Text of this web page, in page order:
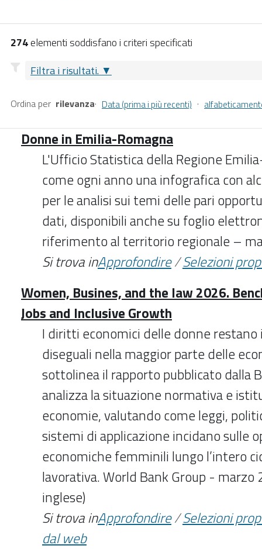
274elementi soddisfano i criteri specificati
Filtra i risultati.
Ordina per rilevanza· Data (prima i più recenti) ·
Donne in Emilia-Romagna
L'Ufficio Statistica della Regione
come ogni anno una infografica con
per le analisi sui temi delle pari
dati, disponibili anche su foglio
riferimento al territorio regionale –
Si trova inApprofondire/Selezioni
Women, Busines, and the law 2026.
Jobs and Inclusive Growth
I diritti economici delle donne
diseguali nella maggior parte delle
sottolinea il rapporto pubblicato dalla
analizza la situazione normativa e
economie, valutando come leggi,
sistemi di applicazione incidano sulle
economiche femminili lungo l’intero
lavorativa. World Bank Group - marzo
inglese)
Si trova inApprofondire/Selezioni
dal web